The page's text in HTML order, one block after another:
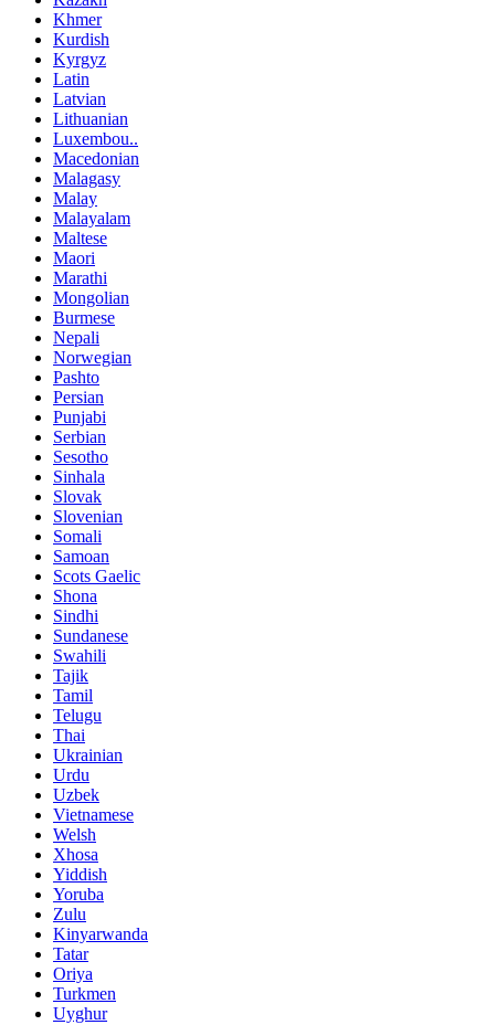
Khmer
Kurdish
Kyrgyz
Latin
Latvian
Lithuanian
Luxembou..
Macedonian
Malagasy
Malay
Malayalam
Maltese
Maori
Marathi
Mongolian
Burmese
Nepali
Norwegian
Pashto
Persian
Punjabi
Serbian
Sesotho
Sinhala
Slovak
Slovenian
Somali
Samoan
Scots Gaelic
Shona
Sindhi
Sundanese
Swahili
Tajik
Tamil
Telugu
Thai
Ukrainian
Urdu
Uzbek
Vietnamese
Welsh
Xhosa
Yiddish
Yoruba
Zulu
Kinyarwanda
Tatar
Oriya
Turkmen
Uyghur